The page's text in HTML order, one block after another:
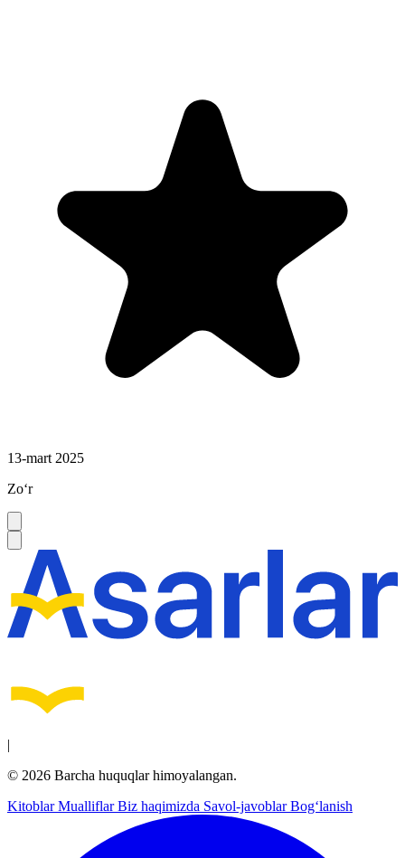
13-mart 2025
Zoʻr
|
© 2026 Barcha huquqlar himoyalangan.
KitoblarMualliflarBiz haqimizda Savol-javoblarBog‘lanish